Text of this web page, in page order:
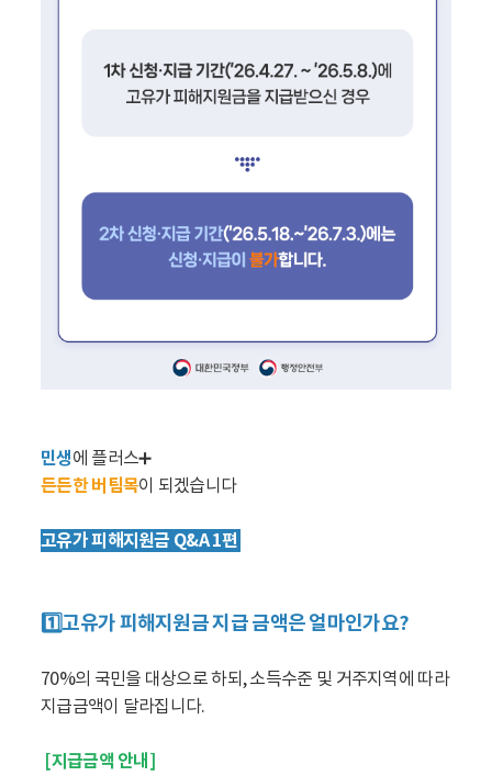
민생에 플러스➕
든든한 버팀목이 되겠습니다
고유가 피해지원금 Q&A 1편
1️⃣고유가 피해지원금 지급 금액은 얼마인가요?
70%의 국민을 대상으로 하되, 소득수준 및 거주지역에 따라
지급금액이 달라집니다.
[지급금액 안내]